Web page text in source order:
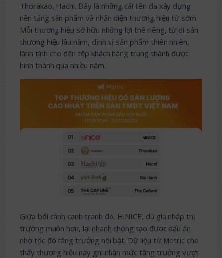
Thorakao, Hachi. Đây là những cái tên đã xây dựng
nền tảng sản phẩm và nhận diện thương hiệu từ sớm.
Mỗi thương hiệu sở hữu những lợi thế riêng, từ di sản
thương hiệu lâu năm, định vị sản phẩm thiên nhiên,
lành tính cho đến tệp khách hàng trung thành được
hình thành qua nhiều năm.
Giữa bối cảnh cạnh tranh đó, HiNICE, dù gia nhập thị
trường muộn hơn, lại nhanh chóng tạo được dấu ấn
nhờ tốc độ tăng trưởng nổi bật. Dữ liệu từ Metric cho
thấy thương hiệu này ghi nhận mức tăng trưởng vượt